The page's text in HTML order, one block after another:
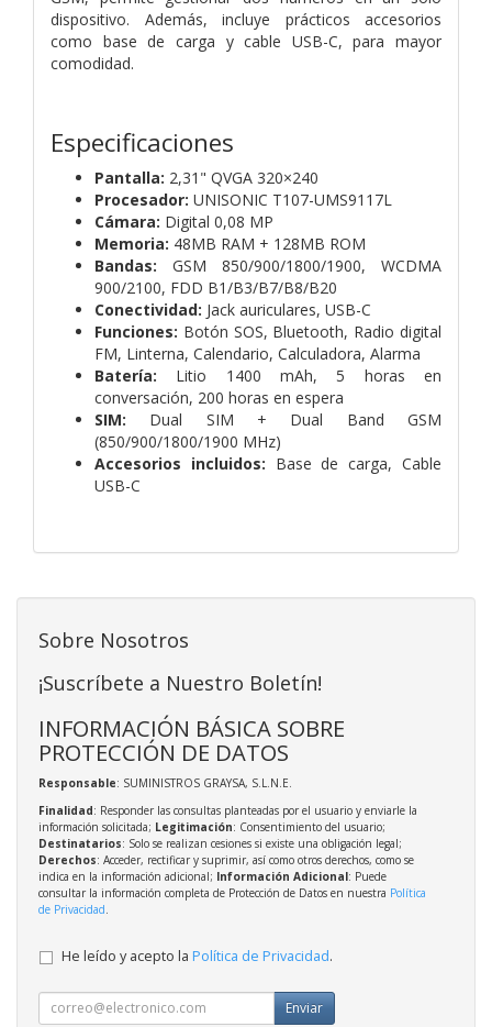
dispositivo. Además, incluye prácticos accesorios
como base de carga y cable USB-C, para mayor
comodidad.
Especificaciones
Pantalla: 2,31" QVGA 320×240
Procesador: UNISONIC T107-UMS9117L
Cámara: Digital 0,08 MP
Memoria: 48MB RAM + 128MB ROM
Bandas: GSM 850/900/1800/1900, WCDMA
900/2100, FDD B1/B3/B7/B8/B20
Conectividad: Jack auriculares, USB-C
Funciones: Botón SOS, Bluetooth, Radio digital
FM, Linterna, Calendario, Calculadora, Alarma
Batería: Litio 1400 mAh, 5 horas en
conversación, 200 horas en espera
SIM: Dual SIM + Dual Band GSM
(850/900/1800/1900 MHz)
Accesorios incluidos: Base de carga, Cable
USB-C
Sobre Nosotros
¡Suscríbete a Nuestro Boletín!
INFORMACIÓN BÁSICA SOBRE
PROTECCIÓN DE DATOS
Responsable: SUMINISTROS GRAYSA, S.L.N.E.
Finalidad: Responder las consultas planteadas por el usuario y enviarle la
información solicitada; Legitimación: Consentimiento del usuario;
Destinatarios: Solo se realizan cesiones si existe una obligación legal;
Derechos: Acceder, rectificar y suprimir, así como otros derechos, como se
indica en la información adicional; Información Adicional: Puede
consultar la información completa de Protección de Datos en nuestra Política
de Privacidad
He leído y acepto la Política de Privacidad.
Enviar